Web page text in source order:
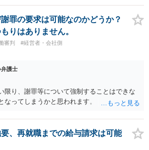
罪の要求は可能なのかどうか？
りはありません。
審判 #経営者・会社側
護士
限り、謝罪等について強制することはできな
なってしまうかと思われます。
、再就職までの給与請求は可能